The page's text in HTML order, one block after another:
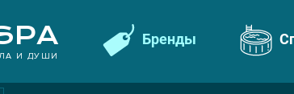
И ДУШИ
Бренды